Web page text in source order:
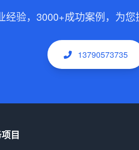
经验，3000+成功案例，为
13790573735
目